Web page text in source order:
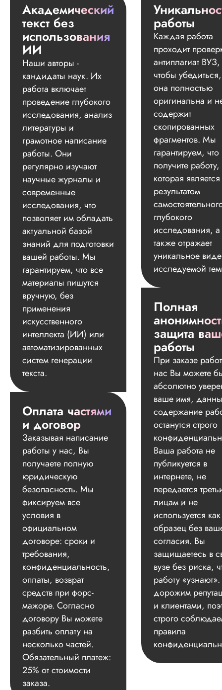
Академический
текст без
использования
ИИ
Наши авторы -
кандидаты наук. Их
работа включает
проведение глубокого
исследования, анализ
литературы и
грамотное написание
работы. Они
регулярно изучают
научные журналы и
современные
исследования, что
позволяет им обладать
актуальной базой
знаний для подготовки
вашей работы. Мы
гарантируем, что все
материалы пишутся
вручную, без
применения
искусственного
интеллекта (ИИ) или
автоматизированных
систем генерации
текста.
Оплата частями
и договор
Заказывая написание
работы у нас, Вы
получаете полную
юридическую
безопасность. Мы
фиксируем все
условия в
официальном
договоре: сроки и
требования,
конфиденциальность,
оплаты, возврат
средств при форс-
мажоре. Согласно
договору Вы можете
разбить оплату на
несколько частей.
Обязательный платеж:
25% от стоимости
заказа.
работы
Каждая работа
проходит
антиплагиат ВУЗ,
чтобы
она полностью
оригинальна и
содержит
скопированных
фрагментов. Мы
гарантируем,
получите работу,
которая является
результатом
глубокого
исследования, а
также отражает
уникальное
исследуемой
Полная
защита
работы
При заказе
нас Вы можете
абсолютно
ваше имя,
содержание
останутся строго
Ваша работа не
публикуется в
интернете, не
передается
лицам и не
используется как
образец без
согласия. Вы
защищаетесь в
вузе без риска,
работу
дорожим
и клиентами,
строго
правила